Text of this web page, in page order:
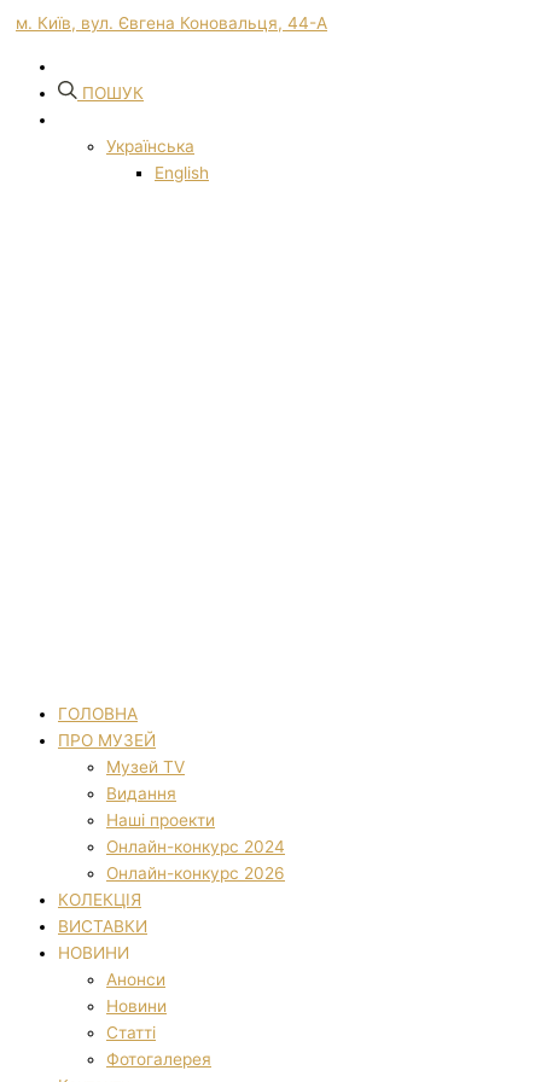
м. Київ, вул. Євгена Коновальця, 44-А
ПОШУК
Українська
English
ГОЛОВНА
ПРО МУЗЕЙ
Музей TV
Видання
Наші проекти
Онлайн-конкурс 2024
Онлайн-конкурс 2026
КОЛЕКЦІЯ
ВИСТАВКИ
НОВИНИ
Анонси
Новини
Статті
Фотогалерея